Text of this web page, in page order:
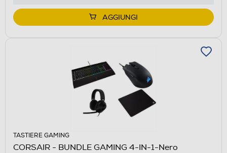
AGGIUNGI
TASTIERE GAMING
CORSAIR - BUNDLE GAMING 4-IN-1-Nero